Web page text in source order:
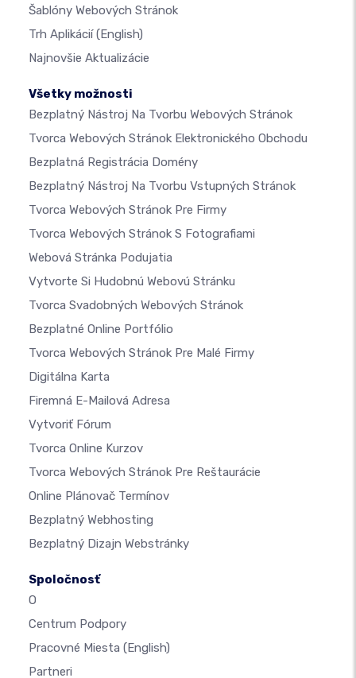
Šablóny Webových Stránok
Trh Aplikácií(English)
Najnovšie Aktualizácie
Všetky možnosti
Bezplatný Nástroj Na Tvorbu Webových Stránok
Tvorca Webových Stránok Elektronického Obchodu
Bezplatná Registrácia Domény
Bezplatný Nástroj Na Tvorbu Vstupných Stránok
Tvorca Webových Stránok Pre Firmy
Tvorca Webových Stránok S Fotografiami
Webová Stránka Podujatia
Vytvorte Si Hudobnú Webovú Stránku
Tvorca Svadobných Webových Stránok
Bezplatné Online Portfólio
Tvorca Webových Stránok Pre Malé Firmy
Digitálna Karta
Firemná E-Mailová Adresa
Vytvoriť Fórum
Tvorca Online Kurzov
Tvorca Webových Stránok Pre Reštaurácie
Online Plánovač Termínov
Bezplatný Webhosting
Bezplatný Dizajn Webstránky
Spoločnosť
O
Centrum Podpory
Pracovné Miesta (English)
Partneri